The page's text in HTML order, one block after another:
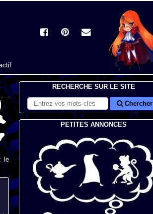
le
RECHERCHE SUR LE SITE
Chercher
PETITES ANNONCES